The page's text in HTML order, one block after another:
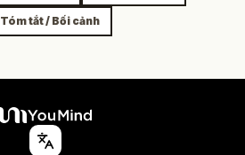
Tóm tắt / Bối cảnh